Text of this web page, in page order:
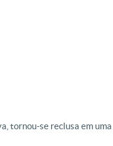
tornou-se reclusa em uma